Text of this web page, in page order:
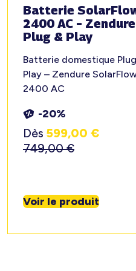
Batterie
2400 AC – Zendure
Plug & Play
Batterie domestique
Play – Zendure
2400 AC
-20%
Dès 599,00 €
749,00€
Voir le produit